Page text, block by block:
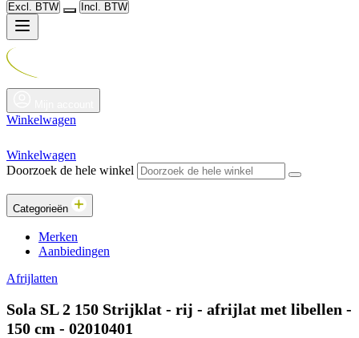
Excl. BTW Incl. BTW
Winkelwagen
Winkelwagen
Doorzoek de hele winkel
Categorieën
Merken
Aanbiedingen
Afrijlatten
Sola SL 2 150 Strijklat - rij - afrijlat met libellen -
150 cm - 02010401